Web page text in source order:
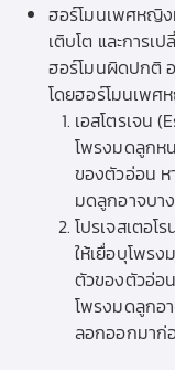
ฮอร์โมนเพศหญิ
เติบโต และการเ
ฮอร์โมนผิดปกติ
โดยฮอร์โมนเพ
เอสโตรเจน
โพรงมดลูกห
ของตัวอ่อน ห
มดลูกอาจบา
โปรเจสเตอ
ให้เยื่อบุโพร
ตัวของตัวอ่อน
โพรงมดลูกอ
ลอกออกมาก่